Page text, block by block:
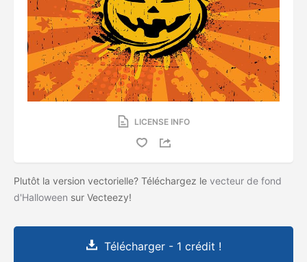
LICENSE INFO
Plutôt la version vectorielle? Téléchargez le vecteur de fond
d'Halloween sur Vecteezy!
Télécharger - 1 crédit !